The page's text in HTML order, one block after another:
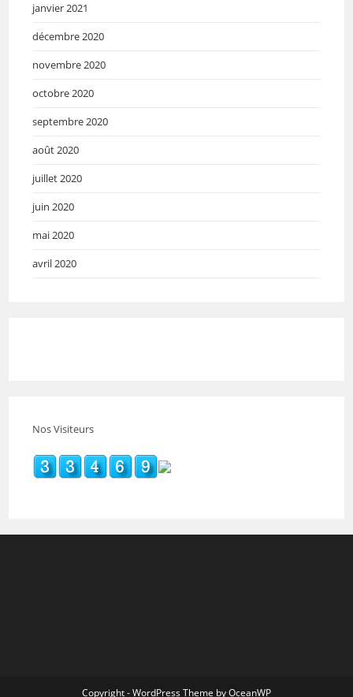
janvier 2021
décembre 2020
novembre 2020
octobre 2020
septembre 2020
août 2020
juillet 2020
juin 2020
mai 2020
avril 2020
Nos Visiteurs
Copyright - WordPress Theme by OceanWP